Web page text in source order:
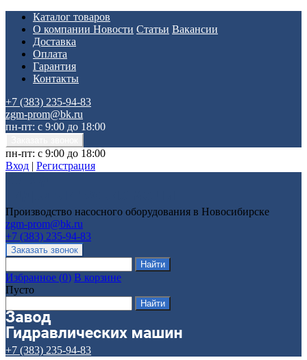
Каталог товаров
О компании Новости Статьи Вакансии
Доставка
Оплата
Гарантия
Контакты
+7 (383) 235-94-83
zgm-prom@bk.ru
пн-пт: с 9:00 до 18:00
пн-пт: с 9:00 до 18:00
Вход | Регистрация
Производство насосного оборудования в Новосибирске
zgm-prom@bk.ru
+7 (383) 235-94-83
Избранное (0) В корзине
Пусто
+7 (383) 235-94-83